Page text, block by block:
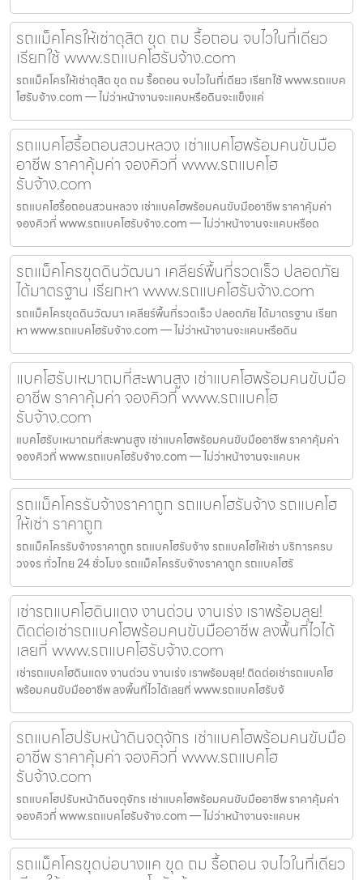
รถแม็คโครให้เช่าดุสิต ขุด ถม รื้อถอน จบไวในที่เดียว
เรียกใช้ www.รถแบคโฮรับจ้าง.com
รถแม็คโครให้เช่าดุสิต ขุด ถม รื้อถอน จบไวในที่เดียว เรียกใช้ www.รถแบค
โฮรับจ้าง.com — ไม่ว่าหน้างานจะแคบหรือดินจะแข็งแค่
รถแบคโฮรื้อถอนสวนหลวง เช่าแบคโฮพร้อมคนขับมือ
อาชีพ ราคาคุ้มค่า จองคิวที่ www.รถแบคโฮ
รับจ้าง.com
รถแบคโฮรื้อถอนสวนหลวง เช่าแบคโฮพร้อมคนขับมืออาชีพ ราคาคุ้มค่า
จองคิวที่ www.รถแบคโฮรับจ้าง.com — ไม่ว่าหน้างานจะแคบหรือด
รถแม็คโครขุดดินวัฒนา เคลียร์พื้นที่รวดเร็ว ปลอดภัย
ได้มาตรฐาน เรียกหา www.รถแบคโฮรับจ้าง.com
รถแม็คโครขุดดินวัฒนา เคลียร์พื้นที่รวดเร็ว ปลอดภัย ได้มาตรฐาน เรียก
หา www.รถแบคโฮรับจ้าง.com — ไม่ว่าหน้างานจะแคบหรือดิน
แบคโฮรับเหมาถมที่สะพานสูง เช่าแบคโฮพร้อมคนขับมือ
อาชีพ ราคาคุ้มค่า จองคิวที่ www.รถแบคโฮ
รับจ้าง.com
แบคโฮรับเหมาถมที่สะพานสูง เช่าแบคโฮพร้อมคนขับมืออาชีพ ราคาคุ้มค่า
จองคิวที่ www.รถแบคโฮรับจ้าง.com — ไม่ว่าหน้างานจะแคบห
รถแม็คโครรับจ้างราคาถูก รถแบคโฮรับจ้าง รถแบคโฮ
ให้เช่า ราคาถูก
รถแม็คโครรับจ้างราคาถูก รถแบคโฮรับจ้าง รถแบคโฮให้เช่า บริการครบ
วงจร ทั่วไทย 24 ชั่วโมง รถแม็คโครรับจ้างราคาถูก รถแบคโฮรั
เช่ารถแบคโฮดินแดง งานด่วน งานเร่ง เราพร้อมลุย!
ติดต่อเช่ารถแบคโฮพร้อมคนขับมืออาชีพ ลงพื้นที่ไวได้
เลยที่ www.รถแบคโฮรับจ้าง.com
เช่ารถแบคโฮดินแดง งานด่วน งานเร่ง เราพร้อมลุย! ติดต่อเช่ารถแบคโฮ
พร้อมคนขับมืออาชีพ ลงพื้นที่ไวได้เลยที่ www.รถแบคโฮรับจ้
รถแบคโฮปรับหน้าดินจตุจักร เช่าแบคโฮพร้อมคนขับมือ
อาชีพ ราคาคุ้มค่า จองคิวที่ www.รถแบคโฮ
รับจ้าง.com
รถแบคโฮปรับหน้าดินจตุจักร เช่าแบคโฮพร้อมคนขับมืออาชีพ ราคาคุ้มค่า
จองคิวที่ www.รถแบคโฮรับจ้าง.com — ไม่ว่าหน้างานจะแคบห
รถแม็คโครขุดบ่อบางแค ขุด ถม รื้อถอน จบไวในที่เดียว